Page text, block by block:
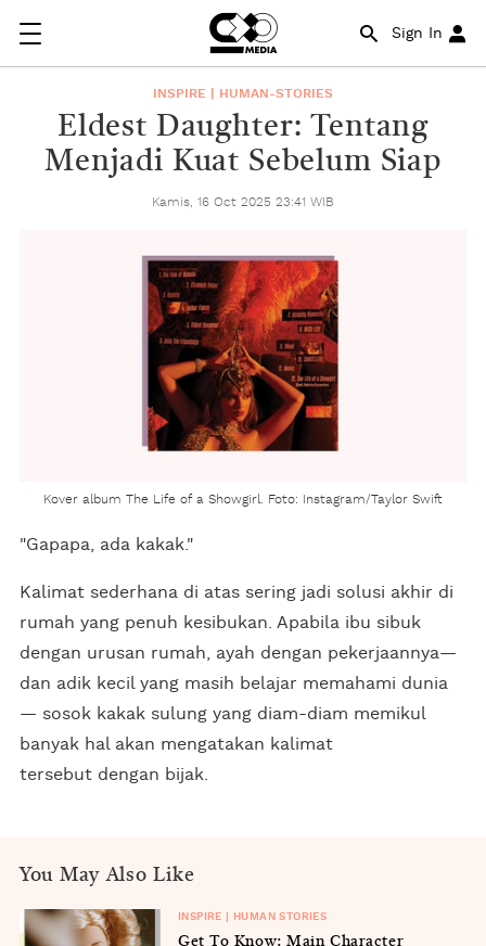
Sign In
INSPIRE | HUMAN-STORIES
Eldest Daughter: Tentang
Menjadi Kuat Sebelum Siap
Kamis, 16 Oct 2025 23:41 WIB
Kover album The Life of a Showgirl. Foto: Instagram/Taylor Swift
"Gapapa, ada kakak."
Kalimat sederhana di atas sering jadi solusi akhir di
rumah yang penuh kesibukan. Apabila ibu sibuk
dengan urusan rumah, ayah dengan pekerjaannya—
dan adik kecil yang masih belajar memahami dunia
— sosok kakak sulung yang diam-diam memikul
banyak hal akan mengatakan kalimat
tersebut dengan bijak.
You May Also Like
INSPIRE | HUMAN STORIES
Get To Know: Main Character